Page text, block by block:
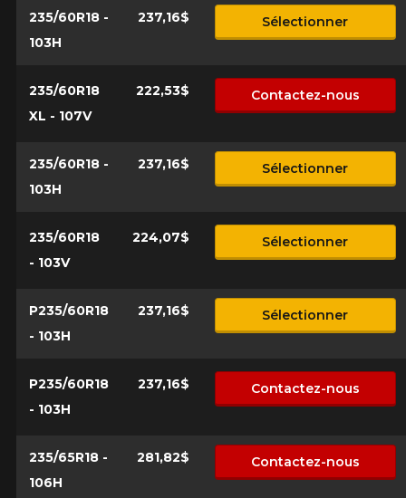
235/60R18 -
103H
237,16$ Sélectionner
235/60R18
XL - 107V
222,53$ Contactez-nous
235/60R18 -
103H
237,16$ Sélectionner
235/60R18
- 103V
224,07$ Sélectionner
P235/60R18
- 103H
237,16$ Sélectionner
P235/60R18
- 103H
237,16$ Contactez-nous
235/65R18 -
106H
281,82$ Contactez-nous